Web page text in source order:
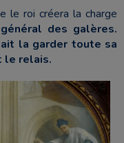
le roi créera la charge
des galères.
la garder toute sa
le relais.